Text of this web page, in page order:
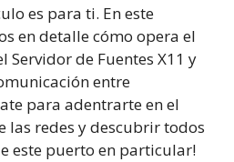
es para ti. En este
en detalle cómo opera el
Servidor de Fuentes X11 y
entre
para adentrarte en el
las redes y descubrir todos
este puerto en particular!